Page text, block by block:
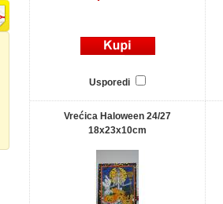
Usporedi
Vrećica Haloween 24/27
18x23x10cm